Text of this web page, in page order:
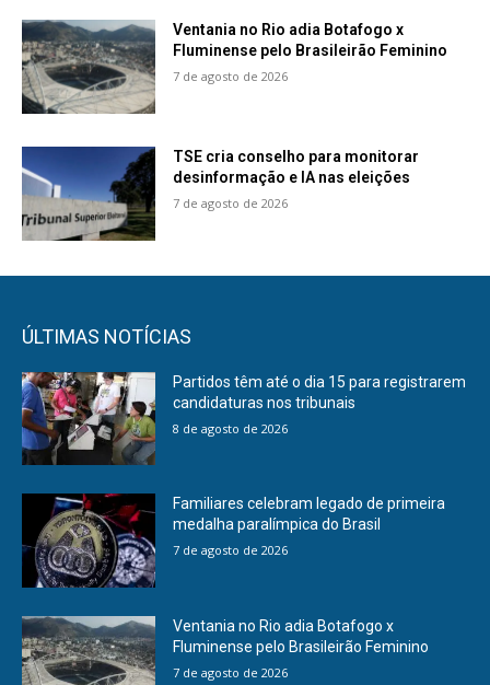
Ventania no Rio adia Botafogo x
Fluminense pelo Brasileirão Feminino
7 de agosto de 2026
TSE cria conselho para monitorar
desinformação e IA nas eleições
7 de agosto de 2026
ÚLTIMAS NOTÍCIAS
Partidos têm até o dia 15 para registrarem
candidaturas nos tribunais
8 de agosto de 2026
Familiares celebram legado de primeira
medalha paralímpica do Brasil
7 de agosto de 2026
Ventania no Rio adia Botafogo x
Fluminense pelo Brasileirão Feminino
7 de agosto de 2026